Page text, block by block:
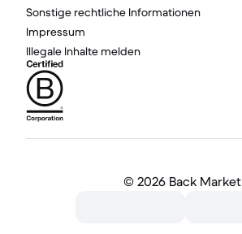
Sonstige rechtliche Informationen
Impressum
Illegale Inhalte melden
© 2026 Back Market